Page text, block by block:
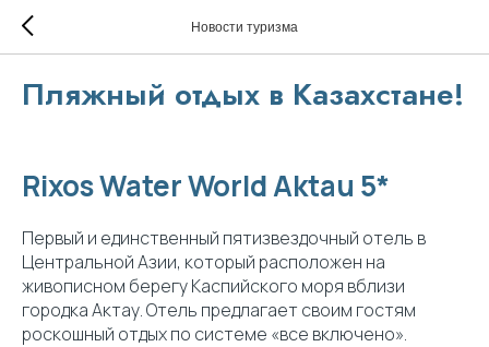
Новости туризма
Пляжный отдых в Казахстане!
Rixos Water World Aktau 5*
Первый и единственный пятизвездочный отель в
Центральной Азии, который расположен на
живописном берегу Каспийского моря вблизи
городка Актау. Отель предлагает своим гостям
роскошный отдых по системе «все включено».